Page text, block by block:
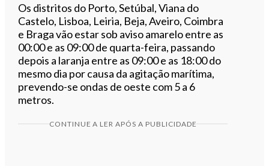
Os distritos do Porto, Setúbal, Viana do
Castelo, Lisboa, Leiria, Beja, Aveiro, Coimbra
e Braga vão estar sob aviso amarelo entre as
00:00 e as 09:00 de quarta-feira, passando
depois a laranja entre as 09:00 e as 18:00 do
mesmo dia por causa da agitação marítima,
prevendo-se ondas de oeste com 5 a 6
metros.
CONTINUE A LER APÓS A PUBLICIDADE